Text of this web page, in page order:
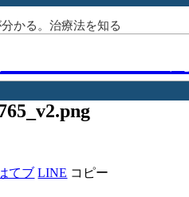
かる。治療法を知る
てブ LINE コピー